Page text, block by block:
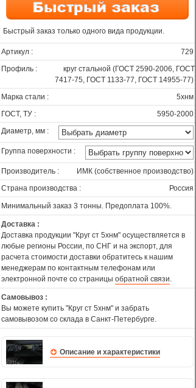
Быстрый заказ только одного вида продукции.
Артикул :
729
Профиль :
круг стальной (ГОСТ 2590-2006, ГОСТ
7417-75, ГОСТ 1133-77, ГОСТ 14955-77)
Марка стали :
5хнм
ГОСТ, ТУ :
5950-2000
Диаметр, мм :
Группа поверхности :
Производитель :
ИМК (собственное производство)
Страна производства :
Россия
Минимальный заказ 3 тонны. Предоплата 100%.
Доставка :
Доставка продукции "Круг ст 5хнм" осуществляется в
любые регионы России, по СНГ и на экспорт, для
расчета стоимости доставки обратитесь к нашим
менеджерам по контактным телефонам или
электронной почте со страницы обратной связи.
Самовывоз :
Вы можете купить "Круг ст 5хнм" и забрать
самовывозом со склада в Санкт-Петербурге.
Описание и характеристики